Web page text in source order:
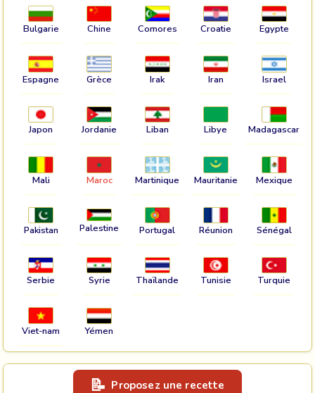
Bulgarie Chine Comores Croatie Egypte
Espagne Grèce Irak Iran Israel
Japon Jordanie Liban Libye Madagascar
Mali Maroc Martinique Mauritanie Mexique
Pakistan Palestine Portugal Réunion Sénégal
Serbie Syrie Thaïlande Tunisie Turquie
Viet-nam Yémen
Proposez une recette